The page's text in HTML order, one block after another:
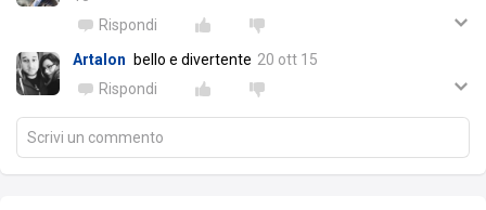
Rispondi
Artalon bello e divertente 20 ott 15
Rispondi
Scrivi un commento